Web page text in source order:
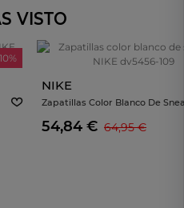
VISTO
NIKE
Zapatillas Color Blanco De
NIKE Dv5456-109
54,84 € 64,95 €